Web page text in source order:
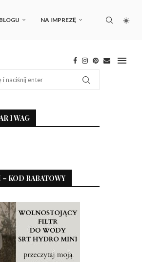
NA IMPREZĘ
I WAG
KOD RABATOWY